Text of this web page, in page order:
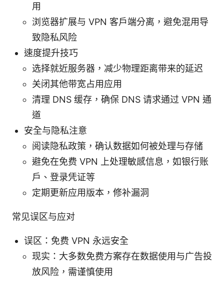
用
浏览器扩展与 VPN 客户端分离，避免混用导
致隐私风险
速度提升技巧
选择就近服务器，减少物理距离带来的延迟
关闭其他带宽占用应用
清理 DNS 缓存，确保 DNS 请求通过 VPN 通
道
安全与隐私注意
阅读隐私政策，确认数据如何被处理与存储
避免在免费 VPN 上处理敏感信息，如银行账
户、登录凭证等
定期更新应用版本，修补漏洞
常见误区与应对
误区：免费 VPN 永远安全
现实：大多数免费方案存在数据使用与广告投
放风险，需谨慎使用